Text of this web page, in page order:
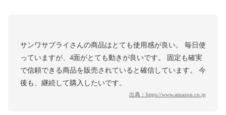
サンワサプライさんの商品はとても使用感が良い。 毎日使
っていますが、4面がとても動きが良いです。 固定も確実
で信頼できる商品を販売されていると確信しています。 今
後も、継続して購入したいです。
出典： https://www.amazon.co.jp